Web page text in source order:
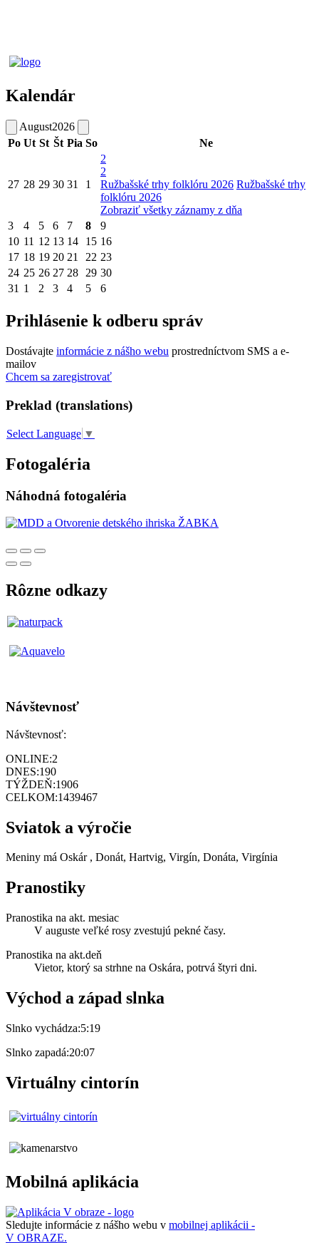
Kalendár
August2026
Po Ut St Št Pia So Ne
27 28 29 30 31 1
2
2
Ružbašské trhy folklóru 2026 Ružbašské trhy
folklóru 2026
Zobraziť všetky záznamy z dňa
3
4 5 6 7 8
9
10 11 12 13 14 15 16
17 18 19 20 21 22 23
24 25 26 27 28 29 30
31 1 2 3 4 5 6
Prihlásenie k odberu správ
Dostávajte informácie z nášho webu prostredníctvom SMS a e-
mailov
Chcem sa zaregistrovať
Preklad (translations)
Select Language ▼
Fotogaléria
Náhodná fotogaléria
Rôzne odkazy
Návštevnosť
Návštevnosť:
ONLINE:2
DNES:190
TÝŽDEŇ:1906
CELKOM:1439467
Sviatok a výročie
Meniny má Oskár , Donát, Hartvig, Virgín, Donáta, Virgínia
Pranostiky
Pranostika na akt. mesiac
V auguste veľké rosy zvestujú pekné časy.
Pranostika na akt.deň
Vietor, ktorý sa strhne na Oskára, potrvá štyri dni.
Východ a západ slnka
Slnko vychádza:5:19
Slnko zapadá:20:07
Virtuálny cintorín
Mobilná aplikácia
Sledujte informácie z nášho webu v mobilnej aplikácii -
V OBRAZE.